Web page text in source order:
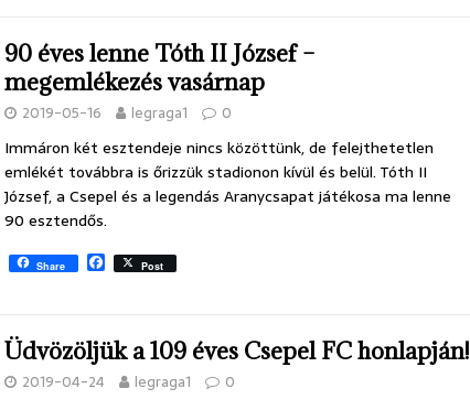
o
o
k
90 éves lenne Tóth II József –
megemlékezés vasárnap
2019-05-16 legraga1 0
Immáron két esztendeje nincs közöttünk, de felejthetetlen
emlékét továbbra is őrizzük stadionon kívül és belül. Tóth II
József, a Csepel és a legendás Aranycsapat játékosa ma lenne
90 esztendős.
Share a
b
o
o
Post
Üdvözöljük a 109 éves Csepel FC honlapján!
2019-04-24 legraga1 0